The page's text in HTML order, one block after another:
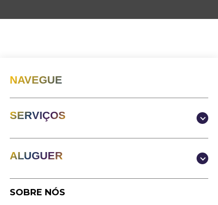
NAVEGUE
SERVIÇOS
Produção & Conteúdos
Vídeo
Podcast
ALUGUER
Estúdio
Equipamento
SOBRE NÓS